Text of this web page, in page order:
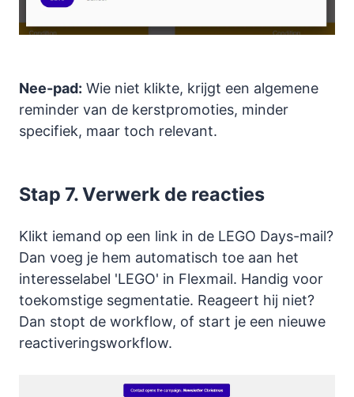
Nee-pad: Wie niet klikte, krijgt een algemene
reminder van de kerstpromoties, minder
specifiek, maar toch relevant.
Stap 7. Verwerk de reacties
Klikt iemand op een link in de LEGO Days-mail?
Dan voeg je hem automatisch toe aan het
interesselabel 'LEGO' in Flexmail. Handig voor
toekomstige segmentatie. Reageert hij niet?
Dan stopt de workflow, of start je een nieuwe
reactiveringsworkflow.